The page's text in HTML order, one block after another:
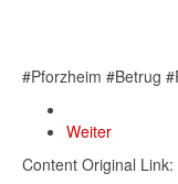
#Pforzheim #Betrug
Weiter
Content Original Link: